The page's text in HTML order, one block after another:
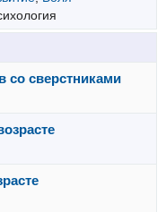
со сверстниками